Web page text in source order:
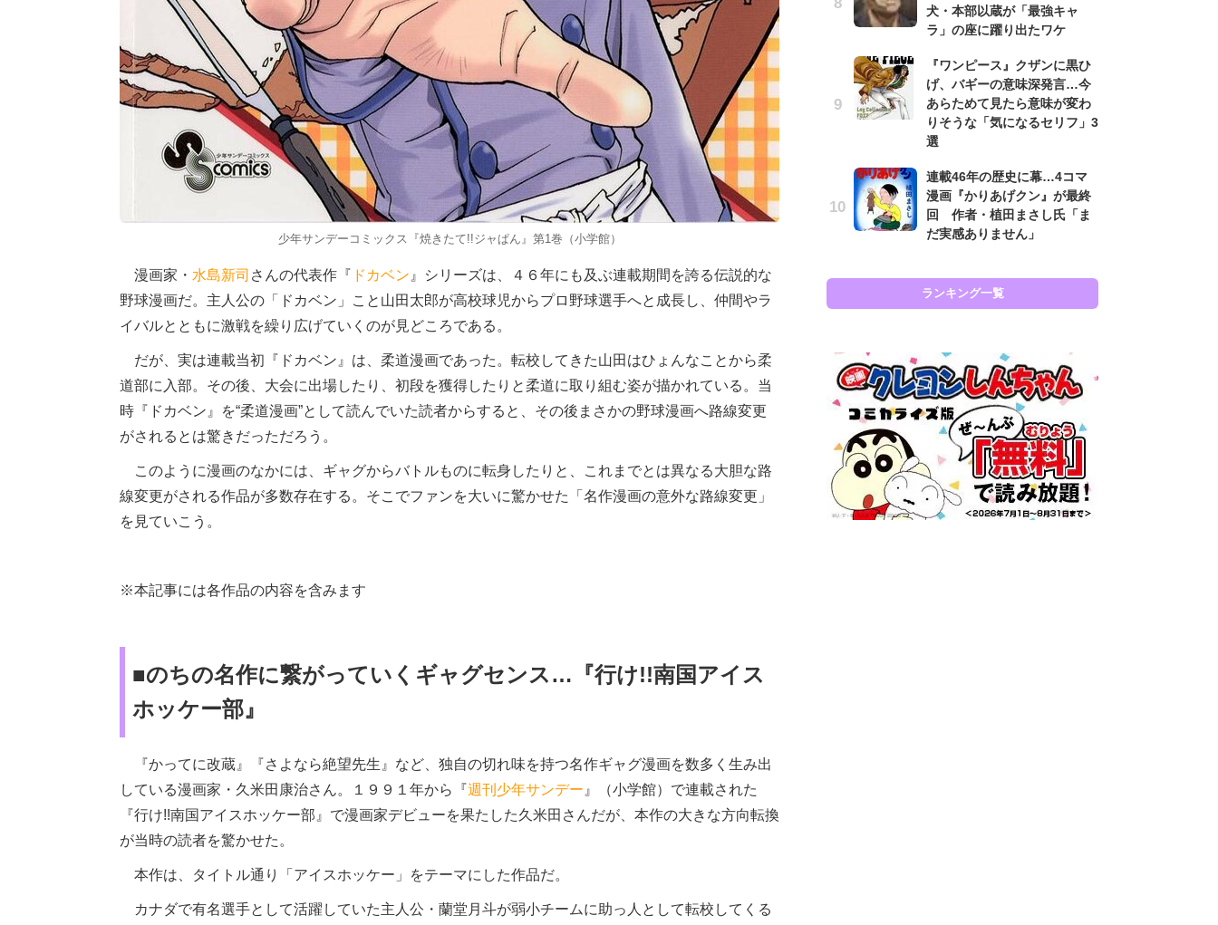
少年サンデーコミックス『焼きたて!!ジャぱん』第1巻（小学館）
漫画家・ 水島新司 さんの代表作『 ドカベン 』シリーズは、４６年にも及ぶ連載期間を誇る伝説的な
野球漫画だ。主人公の「ドカベン」こと山田太郎が高校球児からプロ野球選手へと成長し、仲間やラ
イバルとともに激戦を繰り広げていくのが見どころである。
だが、実は連載当初『ドカベン』は、柔道漫画であった。転校してきた山田はひょんなことから柔
道部に入部。その後、大会に出場したり、初段を獲得したりと柔道に取り組む姿が描かれている。当
時『ドカベン』を“柔道漫画”として読んでいた読者からすると、その後まさかの野球漫画へ路線変更
がされるとは驚きだっただろう。
このように漫画のなかには、ギャグからバトルものに転身したりと、これまでとは異なる大胆な路
線変更がされる作品が多数存在する。そこでファンを大いに驚かせた「名作漫画の意外な路線変更」
を見ていこう。
※本記事には各作品の内容を含みます
■のちの名作に繋がっていくギャグセンス…『行け!!南国アイス
ホッケー部』
『かってに改蔵』『さよなら絶望先生』など、独自の切れ味を持つ名作ギャグ漫画を数多く生み出
している漫画家・久米田康治さん。１９９１年から『週刊少年サンデー 』（小学館）で連載された
『行け!!南国アイスホッケー部』で漫画家デビューを果たした久米田さんだが、本作の大きな方向転換
が当時の読者を驚かせた。
本作は、タイトル通り「アイスホッケー」をテーマにした作品だ。
カナダで有名選手として活躍していた主人公・蘭堂月斗が弱小チームに助っ人として転校してくる
犬・本部以蔵が「最強キャ
ラ」の座に躍り出たワケ
『ワンピース』クザンに黒ひ
げ、バギーの意味深発言…今
あらためて見たら意味が変わ
りそうな「気になるセリフ」3
選
連載46年の歴史に幕…4コマ
漫画『かりあげクン』が最終
回 作者・植田まさし氏「ま
だ実感ありません」
ランキング一覧